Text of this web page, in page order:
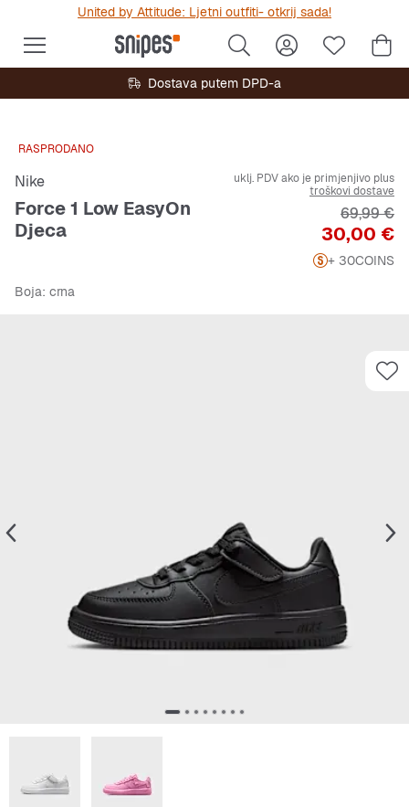
United by Attitude: Ljetni outfiti- otkrij sada!
Dostava putem DPD-a
RASPRODANO
Nike
Force 1 Low EasyOn
Djeca
uklj. PDV ako je primjenjivo plus
troškovi dostave
Cijena
30,00 €
69,99 €
+ 30COINS
Boja: crna